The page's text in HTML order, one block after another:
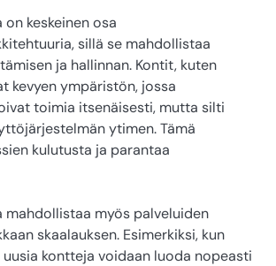
keskeinen osa
sillä se mahdollistaa
ja hallinnan. Kontit, kuten
kevyen ympäristön, jossa
toimia itsenäisesti, mutta silti
ytimen. Tämä
kulutusta ja parantaa
mahdollistaa myös palveluiden
skaalauksen. Esimerkiksi, kun
uusia kontteja voidaan luoda nopeasti